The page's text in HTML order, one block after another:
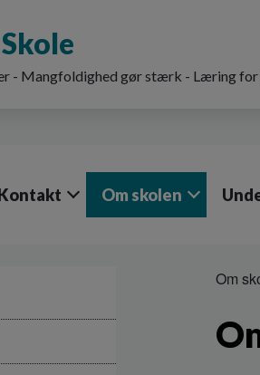
- Mangfoldighed gør stærk - Læring
Om skolen
Om